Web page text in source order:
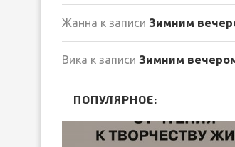
Жанна к записи Зимним
Вика к записи Зимним
ПОПУЛЯРНОЕ: